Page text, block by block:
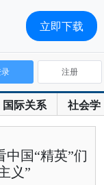
国际关系 社会学
注册
中国“精英”们
义”
立即下载